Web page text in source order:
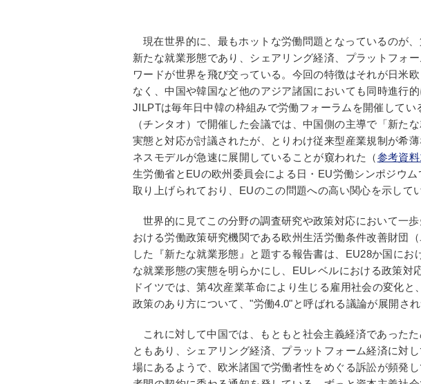
現在世界的に、最もホットな労働問題となっているのが
新たな就業形態であり、シェアリング経済、プラットフォ
ワードが世界を飛び交っている。今回の特徴はそれが日米
なく、中国や韓国など他のアジア諸国においても同時進行
JILPTは毎年日中韓の枠組みで労働フォーラムを開催して
（チンタオ）で開催した会議では、中国側の主導で「新た
実態と対応が討議されたが、とりわけ従来型産業規制が希
ネスモデルが急速に展開していることが窺われた（参考資料
生労働省とEUの欧州委員会による日・EU労働シンポジウ
取り上げられており、EUのこの問題への高い関心を示してい
世界的に見てこの分野の調査研究や政策対応において一
おける労働政策研究機関である欧州生活労働条件改善財団
した『新たな就業形態』と題する報告書は、EU28か国にお
な就業形態の実態を明らかにし、EUレベルにおける政策対
ドイツでは、第4次産業革命により生じる雇用社会の変化
政策のあり方について、"労働4.0"と呼ばれる議論が展開さ
これに対して中国では、もともと社会主義経済であった
ともあり、シェアリング経済、プラットフォーム経済に対
場にあるようで、欧米諸国で労働者性をめぐる訴訟が頻発